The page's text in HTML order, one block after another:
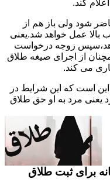
کند.
شود ولی باز هم از
بالا عمل خواهد شد.یعنی
دهد،سپس زوجه درخواست
از اجرای صیغه طلاق
می کند.
این است که این شرایط در
یعنی مرد به او حق طلاق
برای ثبت طلاق